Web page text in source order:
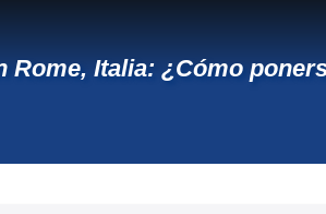
Rome, Italia: ¿Cómo